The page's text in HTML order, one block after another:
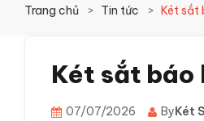
Trang chủ Tin tức Két sắt
Két sắt báo
07/07/2026 ByKét